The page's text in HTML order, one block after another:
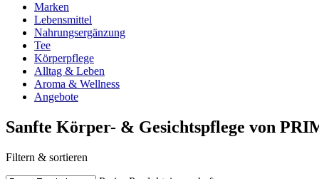
Marken
Lebensmittel
Nahrungsergänzung
Tee
Körperpflege
Alltag & Leben
Aroma & Wellness
Angebote
Sanfte Körper- & Gesichtspflege von
Filtern & sortieren